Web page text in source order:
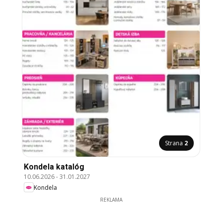
Strana 2
Kondela katalóg
10.06.2026-31.01.2027
Kondela
REKLAMA